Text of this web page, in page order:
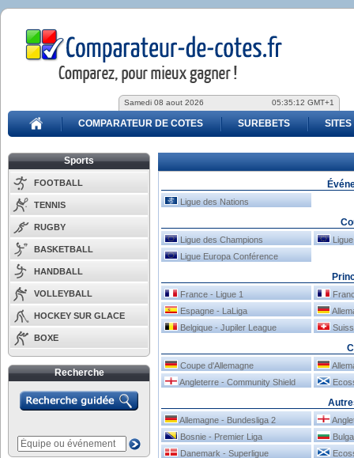
Samedi 08 aout 2026 05:35:12 GMT+1
COMPARATEUR DE COTES SUREBETS SITES
Sports
FOOTBALL
TENNIS
RUGBY
BASKETBALL
HANDBALL
VOLLEYBALL
HOCKEY SUR GLACE
BOXE
Recherche
Ligue des Nations
Ligue des Champions
Ligue Europa Conférence
France - Ligue 1
Espagne - LaLiga
Belgique - Jupiler League
Coupe d'Allemagne
Angleterre - Community Shield
Allemagne - Bundesliga 2
Bosnie - Premier Liga
Danemark - Superligue